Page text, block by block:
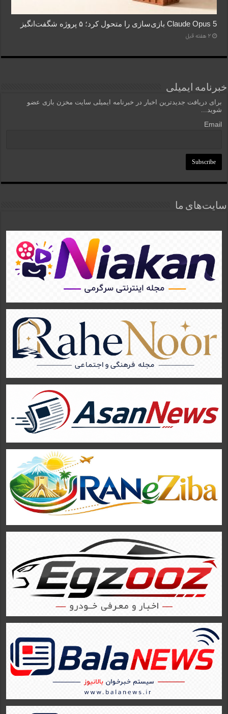
Claude Opus 5 بازی‌سازی را متحول کرد؛ ۵ پروژه شگفت‌انگیز
2 هفته قبل
خبرنامه ایمیلی
برای دریافت جدیدترین اخبار در خبرنامه ایمیلی سایت مخزن بازی عضو
شوید...
Email
سایت‌های ما